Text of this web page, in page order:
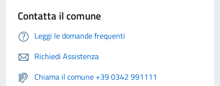
Contatta il comune
Leggi le domande frequenti
Richiedi Assistenza
Chiama il comune +39 0342 991111